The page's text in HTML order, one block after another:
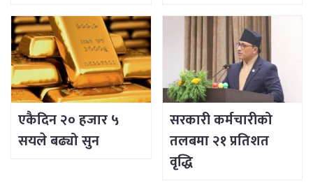
एकैदिन २० हजार ५
सयले बढ्यो सुन
सरकारी कर्मचारीको
तलबमा २१ प्रतिशत
वृद्धि